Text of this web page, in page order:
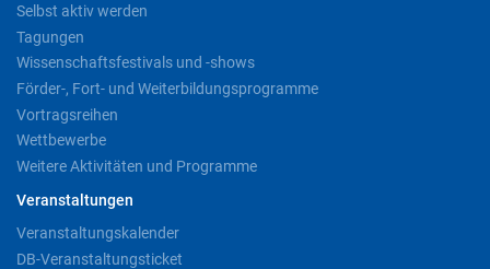
Selbst aktiv werden
Tagungen
Wissenschaftsfestivals und -shows
Förder-, Fort- und Weiterbildungsprogramme
Vortragsreihen
Wettbewerbe
Weitere Aktivitäten und Programme
Veranstaltungen
Veranstaltungskalender
DB-Veranstaltungsticket